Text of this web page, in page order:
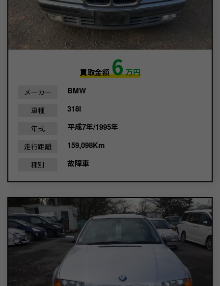
買取金額6万円
メーカー BMW
車種 318I
年式 平成7年/1995年
走行距離 159,098Km
種別 故障車